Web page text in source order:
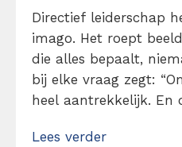
Directief leiderschap
imago. Het roept
die alles bepaalt,
bij elke vraag zegt:
heel aantrekkelijk. En
leiderschap niet om
Lees verder